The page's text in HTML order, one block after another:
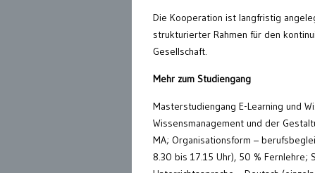
Die Kooperation ist langfristig
strukturierter Rahmen für den
Gesellschaft.
Mehr zum Studiengang
Masterstudiengang E-Learning und
Wissensmanagement und der
MA; Organisationsform –
8.30 bis 17.15 Uhr), 50 %